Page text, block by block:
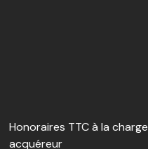
Honoraires TTC à la charge
acquéreur